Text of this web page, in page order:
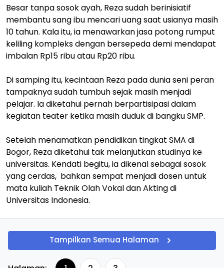
Besar tanpa sosok ayah, Reza sudah berinisiatif
membantu sang ibu mencari uang saat usianya masih
10 tahun. Kala itu, ia menawarkan jasa potong rumput
keliling kompleks dengan bersepeda demi mendapat
imbalan Rp15 ribu atau Rp20 ribu.
Di samping itu, kecintaan Reza pada dunia seni peran
tampaknya sudah tumbuh sejak masih menjadi
pelajar. Ia diketahui pernah berpartisipasi dalam
kegiatan teater ketika masih duduk di bangku SMP.
Setelah menamatkan pendidikan tingkat SMA di
Bogor, Reza diketahui tak melanjutkan studinya ke
universitas. Kendati begitu, ia dikenal sebagai sosok
yang cerdas, bahkan sempat menjadi dosen untuk
mata kuliah Teknik Olah Vokal dan Akting di
Universitas Indonesia.
Tampilkan Semua Halaman